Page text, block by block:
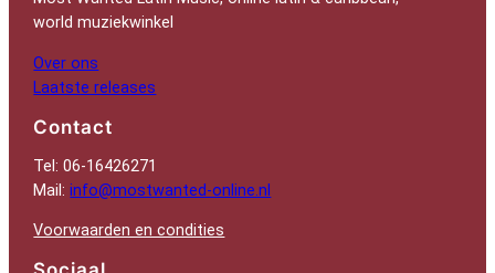
world muziekwinkel
Over ons
Laatste releases
Contact
Tel: 06-16426271
Mail:info@mostwanted-online.nl
Voorwaarden en condities